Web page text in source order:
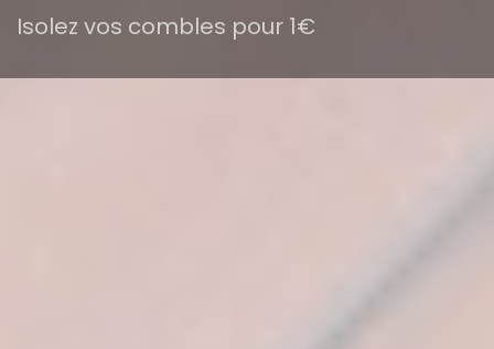
Isolez vos combles pour 1€